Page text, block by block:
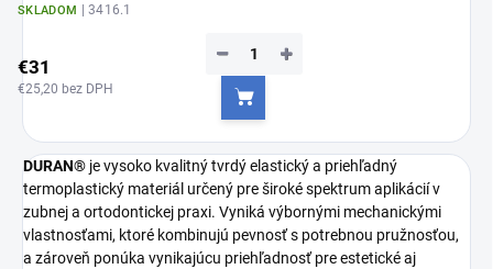
SKLADOM | 3416.1
€31
€25,20 bez DPH
+
−
Do košíka
DURAN® je vysoko kvalitný tvrdý elastický a priehľadný
termoplastický materiál určený pre široké spektrum aplikácií v
zubnej a ortodontickej praxi. Vyniká výbornými mechanickými
vlastnosťami, ktoré kombinujú pevnosť s potrebnou pružnosťou,
a zároveň ponúka vynikajúcu priehľadnosť pre estetické aj